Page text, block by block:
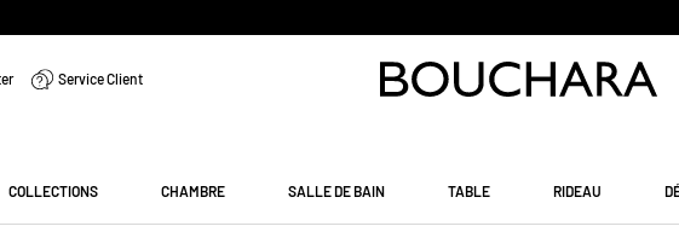
Service Client
COLLECTIONS CHAMBRE SALLE DE BAIN TABLE RIDEAU